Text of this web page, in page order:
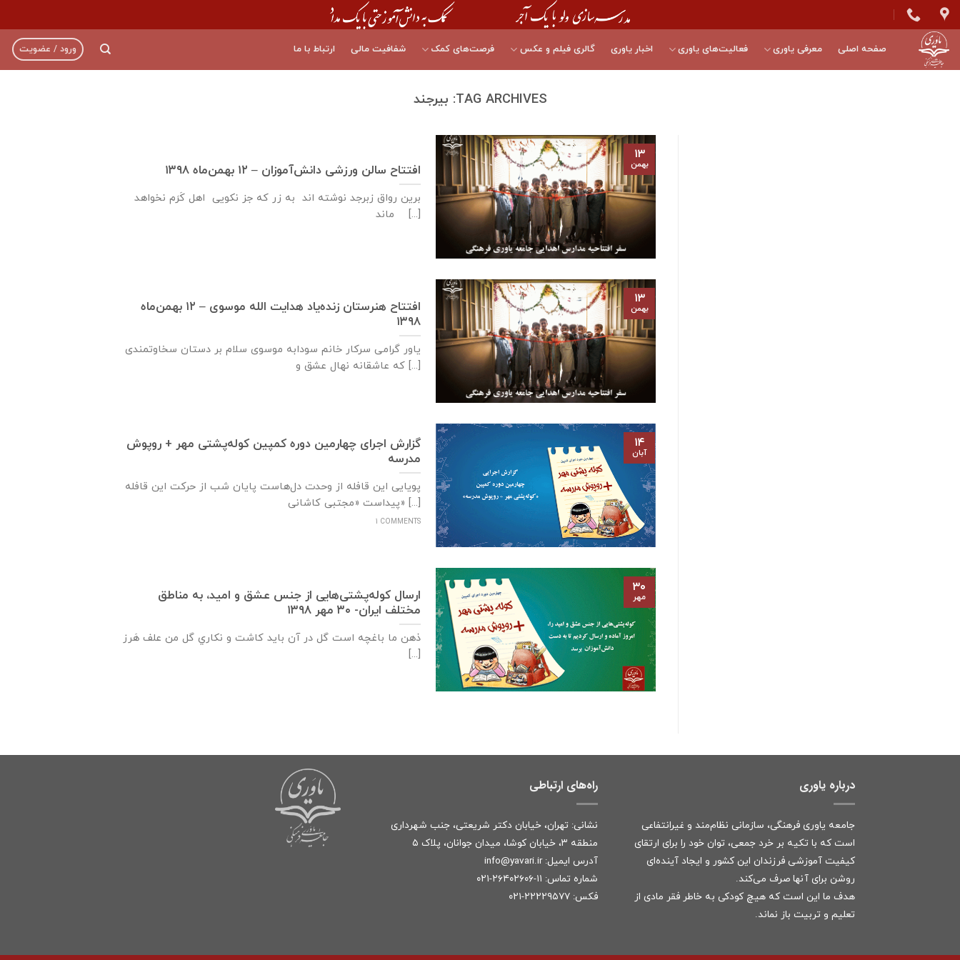
Skip
to
content
صفحه اصلی معرفی یاوری فعالیت‌های یاوری اخبار یاوری گالری فیلم و عکس فرصت‌های کمک شفافیت مالی ارتباط با ما ورود / عضویت
TAG ARCHIVES: بیرجند
افتتاح سالن ورزشی دانش‌آموزان – ۱۲ بهمن‌ماه ۱۳۹۸
برین رواق زبرجد نوشته اند به زر که جز نکویی اهل کَرَم نخواهد
ماند [...]
۱۳
بهمن
افتتاح هنرستان زنده‌ياد هدايت الله موسوی – ۱۲ بهمن‌ماه
۱۳۹۸
یاور گرامی سركار خانم سودابه موسوی سلام بر دستان سخاوتمندی
که عاشقانه نهال عشق و [...]
۱۳
بهمن
گزارش اجرای چهارمین دوره کمپین کوله‌پشتی مهر + روپوش
مدرسه
پویایی این قافله از وحدت دل‌هاست پایان شب از حرکت این قافله
پیداست «مجتبی کاشانی» [...]
1 COMMENTS
۱۴
آبان
ارسال کوله‌پشتی‌هایی از جنس عشق و امید، به مناطق
مختلف ایران- ۳۰ مهر ۱۳۹۸
ذهن ما باغچه است گل در آن باید کاشت و نکاري گل من علف هَرز
[...]
۳۰
مهر
درباره یاوری
جامعه یاوری فرهنگی، سازمانی نظام‌مند و غیرانتفاعی
است که با تکیه بر خرد جمعی، توان خود را برای ارتقای
کیفیت آموزشی فرزندان این کشور و ایجاد آینده‌ای
روشن برای آنها صرف می‌کند.
هدف ما این است که هیچ کودکی به خاطر فقر مادی از
تعلیم و تربیت باز نماند.
راه‌های ارتباطی
نشانی: تهران، خیابان دکتر شریعتی، جنب شهرداری
منطقه ۳، خیابان کوشا، میدان جوانان، پلاک ۵
آدرس ایمیل: info@yavari.ir
شماره تماس: ۱۱-۲۶۴۰۲۶۰۶-۰۲۱
فکس: ۲۲۲۲۹۵۷۷-۰۲۱